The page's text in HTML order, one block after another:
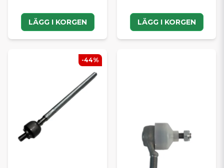
LÄGG I KORGEN LÄGG I KORGEN
-44%